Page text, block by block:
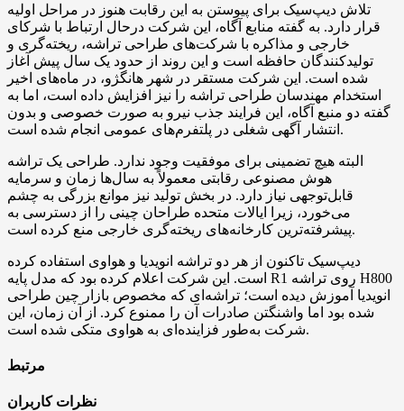
تلاش دیپ‌سیک برای پیوستن به این رقابت هنوز در مراحل اولیه
قرار دارد. به گفته منابع آگاه، این شرکت درحال ارتباط با شرکای
خارجی و مذاکره با شرکت‌های طراحی تراشه، ریخته‌گری و
تولیدکنندگان حافظه است و این روند از حدود یک سال پیش آغاز
شده است. این شرکت مستقر در شهر هانگژو، در ماه‌های اخیر
استخدام مهندسان طراحی تراشه را نیز افزایش داده است، اما به
گفته دو منبع آگاه، این فرایند جذب نیرو به صورت خصوصی و بدون
انتشار آگهی شغلی در پلتفرم‌های عمومی انجام شده است.
البته هیچ تضمینی برای موفقیت وجود ندارد. طراحی یک تراشه
هوش مصنوعی رقابتی معمولاً به سال‌ها زمان و سرمایه
قابل‌توجهی نیاز دارد. در بخش تولید نیز موانع بزرگی به چشم
می‌خورد، زیرا ایالات متحده طراحان چینی را از دسترسی به
پیشرفته‌ترین کارخانه‌های ریخته‌گری خارجی منع کرده است.
دیپ‌سیک تاکنون از هر دو تراشه انویدیا و هواوی استفاده کرده
است. این شرکت اعلام کرده بود که مدل پایه R1 روی تراشه H800
انویدیا آموزش دیده است؛ تراشه‌ای که مخصوص بازار چین طراحی
شده بود اما واشنگتن صادرات آن را ممنوع کرد. از آن زمان، این
شرکت به‌طور فزاینده‌ای به هواوی متکی شده است.
مرتبط
نظرات کاربران